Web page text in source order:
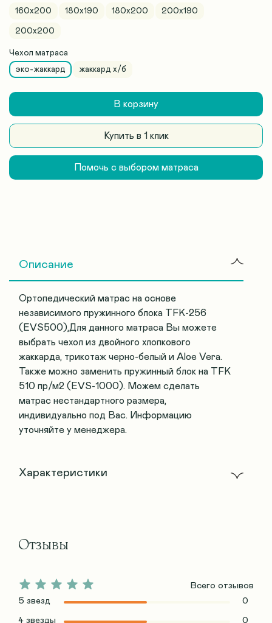
160х200 180x190 180х200 200x190
200х200
Чехол матраса
эко-жаккард
жаккард х/б
В корзину
Купить в 1 клик
Помочь с выбором матраса
Описание
Ортопедический матрас на основе
независимого пружинного блока TFK-256
(EVS500),Для данного матраса Вы можете
выбрать чехол из двойного хлопкового
жаккарда, трикотаж черно-белый и Aloe Vera.
Также можно заменить пружинный блок на TFK
510 пр/м2 (EVS-1000). Можем сделать
матрас нестандартного размера,
индивидуально под Вас. Информацию
уточняйте у менеджера.
Характеристики
Отзывы
Всего отзывов
5 звезд
0
4 звезды 0